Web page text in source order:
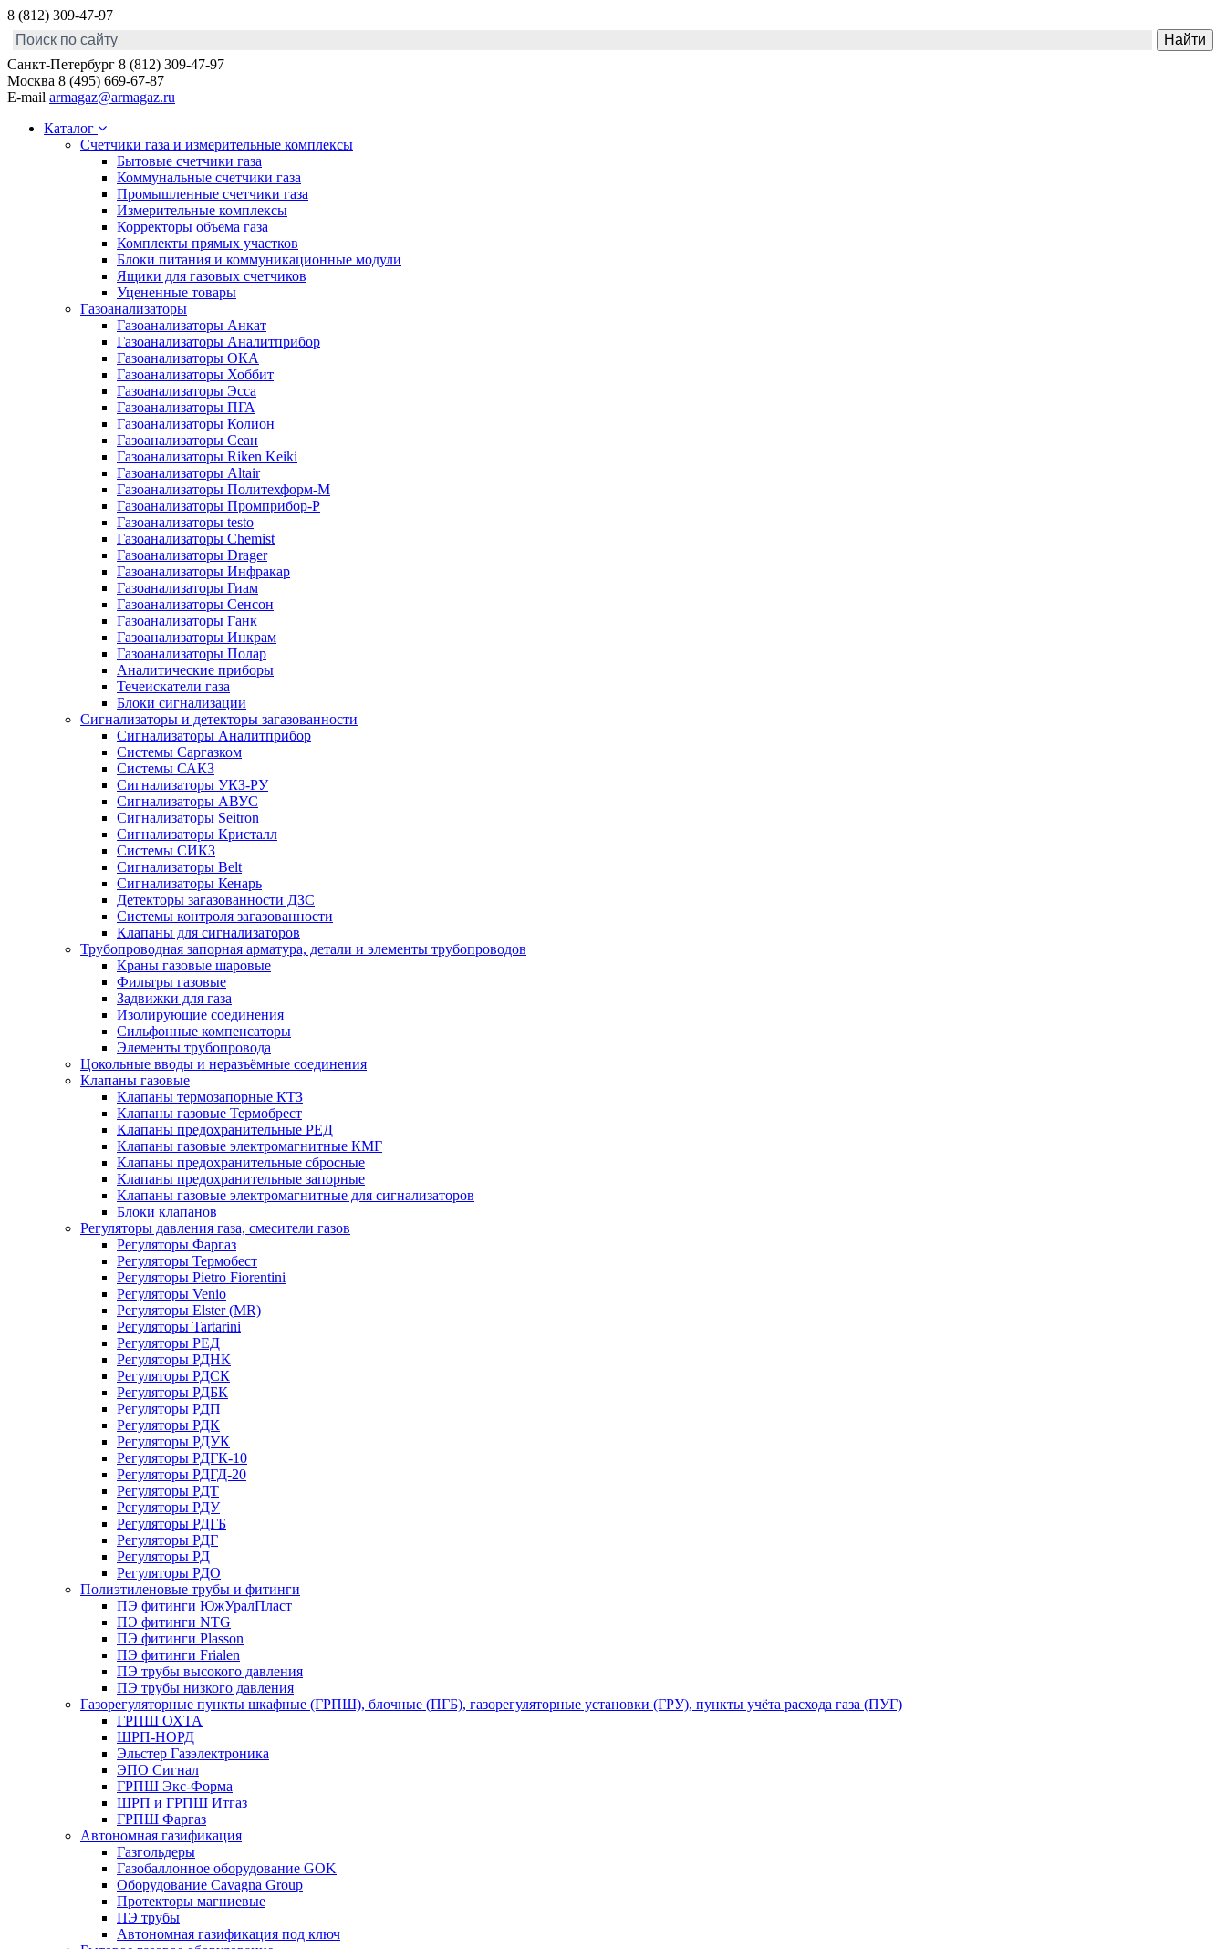
8 (812) 309-47-97
Санкт-Петербург 8 (812) 309-47-97
Москва 8 (495) 669-67-87
E-mail armagaz@armagaz.ru
Каталог
Счетчики газа и измерительные комплексы
Бытовые счетчики газа
Коммунальные счетчики газа
Промышленные счетчики газа
Измерительные комплексы
Корректоры объема газа
Комплекты прямых участков
Блоки питания и коммуникационные модули
Ящики для газовых счетчиков
Уцененные товары
Газоанализаторы
Газоанализаторы Анкат
Газоанализаторы Аналитприбор
Газоанализаторы ОКА
Газоанализаторы Хоббит
Газоанализаторы Эсса
Газоанализаторы ПГА
Газоанализаторы Колион
Газоанализаторы Сеан
Газоанализаторы Riken Keiki
Газоанализаторы Altair
Газоанализаторы Политехформ-М
Газоанализаторы Промприбор-Р
Газоанализаторы testo
Газоанализаторы Chemist
Газоанализаторы Drager
Газоанализаторы Инфракар
Газоанализаторы Гиам
Газоанализаторы Сенсон
Газоанализаторы Ганк
Газоанализаторы Инкрам
Газоанализаторы Полар
Аналитические приборы
Течеискатели газа
Блоки сигнализации
Сигнализаторы и детекторы загазованности
Сигнализаторы Аналитприбор
Системы Саргазком
Системы САКЗ
Сигнализаторы УКЗ-РУ
Сигнализаторы АВУС
Сигнализаторы Seitron
Сигнализаторы Кристалл
Системы СИКЗ
Сигнализаторы Belt
Сигнализаторы Кенарь
Детекторы загазованности ДЗС
Системы контроля загазованности
Клапаны для сигнализаторов
Трубопроводная запорная арматура, детали и элементы трубопроводов
Краны газовые шаровые
Фильтры газовые
Задвижки для газа
Изолирующие соединения
Сильфонные компенсаторы
Элементы трубопровода
Цокольные вводы и неразъёмные соединения
Клапаны газовые
Клапаны термозапорные КТЗ
Клапаны газовые Термобрест
Клапаны предохранительные РЕД
Клапаны газовые электромагнитные КМГ
Клапаны предохранительные сбросные
Клапаны предохранительные запорные
Клапаны газовые электромагнитные для сигнализаторов
Блоки клапанов
Регуляторы давления газа, смесители газов
Регуляторы Фаргаз
Регуляторы Термобест
Регуляторы Pietro Fiorentini
Регуляторы Venio
Регуляторы Elster (MR)
Регуляторы Tartarini
Регуляторы РЕД
Регуляторы РДНК
Регуляторы РДСК
Регуляторы РДБК
Регуляторы РДП
Регуляторы РДК
Регуляторы РДУК
Регуляторы РДГК-10
Регуляторы РДГД-20
Регуляторы РДТ
Регуляторы РДУ
Регуляторы РДГБ
Регуляторы РДГ
Регуляторы РД
Регуляторы РДО
Полиэтиленовые трубы и фитинги
ПЭ фитинги ЮжУралПласт
ПЭ фитинги NTG
ПЭ фитинги Plasson
ПЭ фитинги Frialen
ПЭ трубы высокого давления
ПЭ трубы низкого давления
Газорегуляторные пункты шкафные (ГРПШ), блочные (ПГБ), газорегуляторные установки (ГРУ), пункты учёта расхода газа (ПУГ)
ГРПШ ОХТА
ШРП-НОРД
Эльстер Газэлектроника
ЭПО Сигнал
ГРПШ Экс-Форма
ШРП и ГРПШ Итгаз
ГРПШ Фаргаз
Автономная газификация
Газгольдеры
Газобаллонное оборудование GOK
Оборудование Cavagna Group
Протекторы магниевые
ПЭ трубы
Автономная газификация под ключ